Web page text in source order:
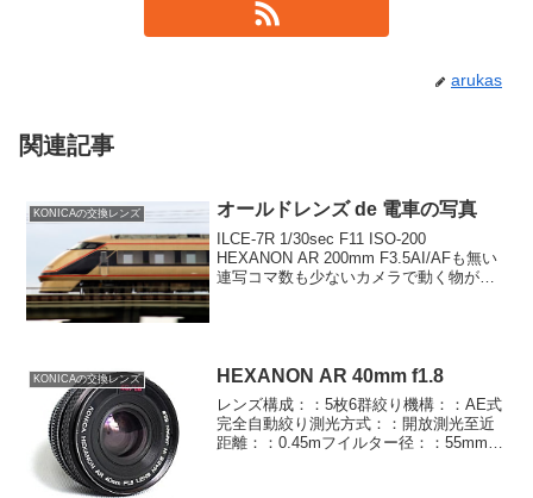
arukas
関連記事
KONICAの交換レンズ オールドレンズ de 電車の写真
ILCE-7R 1/30sec F11 ISO-200
HEXANON AR 200mm F3.5AI/AFも無い
連写コマ数も少ないカメラで動く物が撮
KONICAの交換レンズ HEXANON AR 40mm f1.8
レンズ構成：：5枚6群絞り機構：：AE式
完全自動絞り測光方式：：開放測光至近
距離：：0.45mフイルター径：：55mmフ